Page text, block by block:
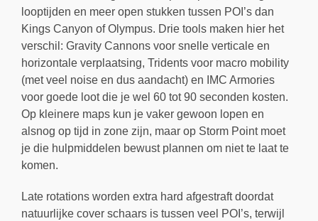
looptijden en meer open stukken tussen POI’s dan
Kings Canyon of Olympus. Drie tools maken hier het
verschil: Gravity Cannons voor snelle verticale en
horizontale verplaatsing, Tridents voor macro mobility
(met veel noise en dus aandacht) en IMC Armories
voor goede loot die je wel 60 tot 90 seconden kosten.
Op kleinere maps kun je vaker gewoon lopen en
alsnog op tijd in zone zijn, maar op Storm Point moet
je die hulpmiddelen bewust plannen om niet te laat te
komen.
Late rotations worden extra hard afgestraft doordat
natuurlijke cover schaars is tussen veel POI’s, terwijl